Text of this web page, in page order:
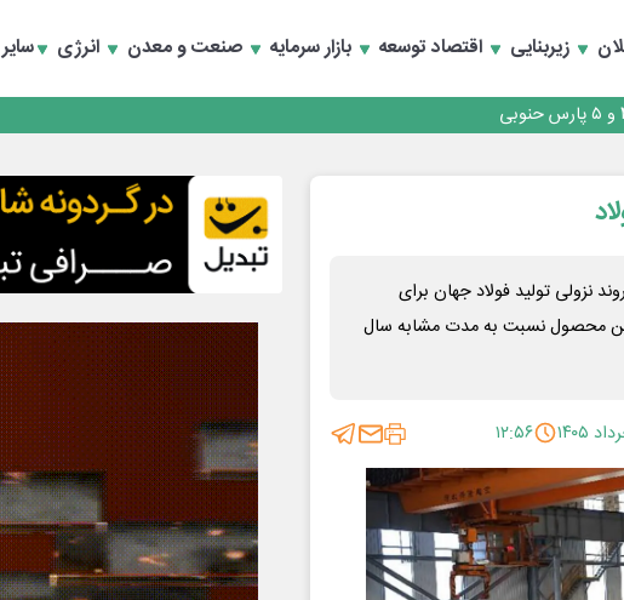
زیربنایی اقتصاد توسعه بازار سرمایه صنعت و معدن انرژی سایر
شهرداری منطقه یک
شهرداری منطقه یک
توسعه تجارت و همگرایی منطقه‌ای
نزولی تولید فولاد جهان برای
این محصول نسبت به مدت مشابه سال
۱۲:۵۶